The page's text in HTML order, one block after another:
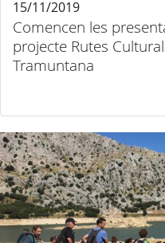
Comencen les
projecte Rutes
Tramuntana
15/11/2019